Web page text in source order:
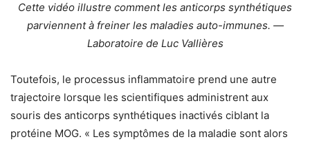
Cette vidéo illustre comment les anticorps synthétiques
parviennent à freiner les maladies auto-immunes. —
Laboratoire de Luc Vallières
Toutefois, le processus inflammatoire prend une autre
trajectoire lorsque les scientifiques administrent aux
souris des anticorps synthétiques inactivés ciblant la
protéine MOG. « Les symptômes de la maladie sont alors